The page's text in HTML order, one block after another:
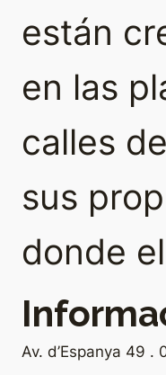
están
en las
calles
sus
donde
Av. d’Espanya 49 .